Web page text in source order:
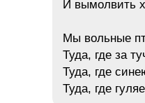
И вымолвить
Мы вольные
Туда, где за
Туда, где
Туда, где